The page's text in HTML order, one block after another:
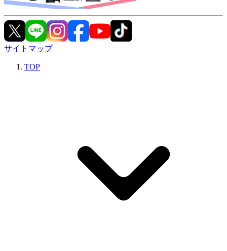
サイトマップ
TOP